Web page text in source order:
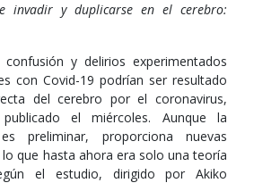
invadir y duplicarse en el cerebro:
y delirios experimentados
con Covid-19 podrían ser resultado
del cerebro por el coronavirus,
el miércoles. Aunque la
preliminar, proporciona nuevas
que hasta ahora era solo una teoría
el estudio, dirigido por Akiko